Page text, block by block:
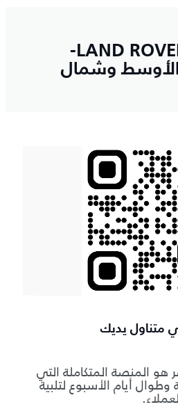
تطبيق LAND ROVER CARE-
وشمال
متناول يديك
هو المنصة المتكاملة التي
أيام الأسبوع لتلبية